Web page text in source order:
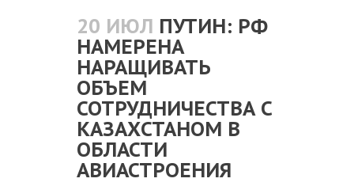
20 ИЮЛ ПУТИН: РФ
НАМЕРЕНА
НАРАЩИВАТЬ
ОБЪЕМ
СОТРУДНИЧЕСТВА С
КАЗАХСТАНОМ В
ОБЛАСТИ
АВИАСТРОЕНИЯ